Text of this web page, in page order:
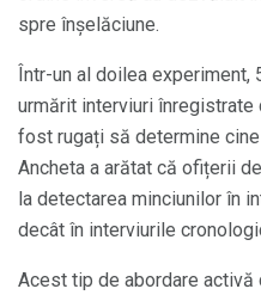
spre înșelăciune.
Într-un al doilea
urmărit interviuri înregistrate
fost rugați să determine
Ancheta a arătat că ofițerii
la detectarea minciunilor în
decât în ​​interviurile
Acest tip de abordare